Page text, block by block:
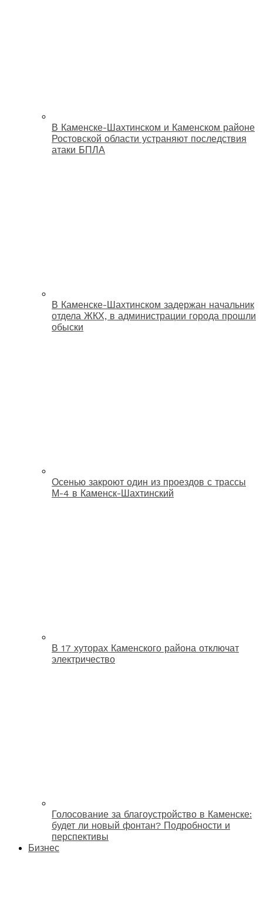
В Каменске-Шахтинском и Каменском районе
Ростовской области устраняют последствия
атаки БПЛА
В Каменске-Шахтинском задержан начальник
отдела ЖКХ, в администрации города прошли
обыски
Осенью закроют один из проездов с трассы
М-4 в Каменск-Шахтинский
В 17 хуторах Каменского района отключат
электричество
Голосование за благоустройство в Каменске:
будет ли новый фонтан? Подробности и
перспективы
Бизнес